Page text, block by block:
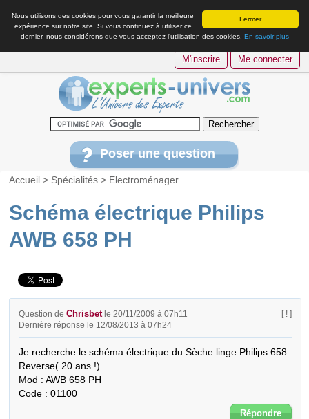
Fermer
Nous utilisons des cookies pour vous garantir la meilleure
expérience sur notre site. Si vous continuez à utiliser ce
dernier, nous considérons que vous acceptez l’utilisation des cookies. En savoir plus
M'inscrire Me connecter
Poser une question
Accueil > Spécialités > Electroménager
Schéma électrique Philips
AWB 658 PH
Question deChrisbetle 20/11/2009 à 07h11
Dernière réponse le 12/08/2013 à 07h24
[ ! ]
Je recherche le schéma électrique du Sèche linge Philips 658
Reverse( 20 ans !)
Mod : AWB 658 PH
Code : 01100
Répondre